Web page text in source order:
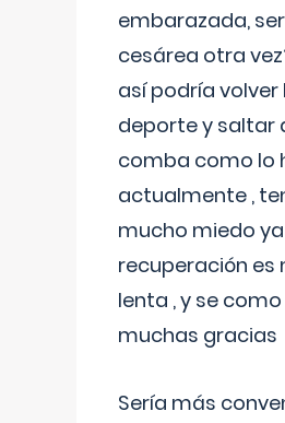
embarazada,
cesárea otra
así podría volver
deporte y saltar
comba como lo
actualmente ,
mucho miedo
recuperación es
lenta , y se
muchas gracias
Sería más